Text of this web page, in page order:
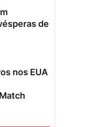
de
nos EUA